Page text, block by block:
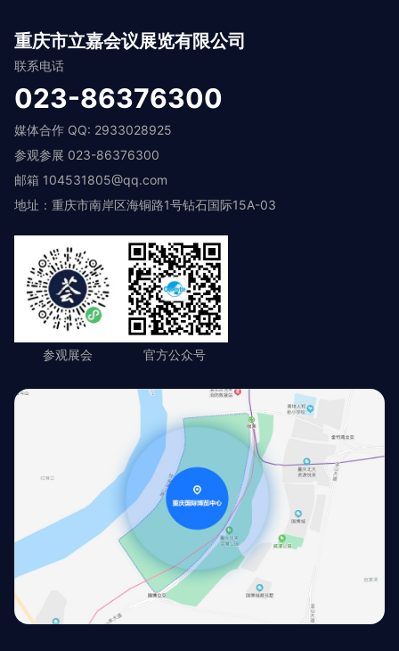
重庆市立嘉会议展览有限公司
联系电话
023-86376300
媒体合作 QQ: 2933028925
参观参展 023-86376300
邮箱 104531805@qq.com
地址：重庆市南岸区海铜路1号钻石国际15A-03
参观展会 官方公众号